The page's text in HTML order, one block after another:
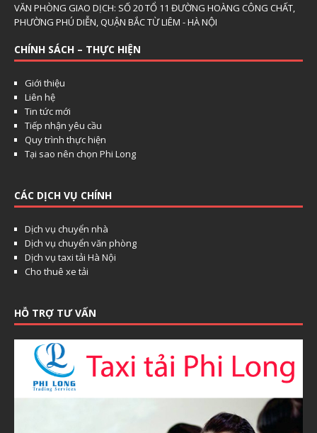
VĂN PHÒNG GIAO DỊCH: SỐ 20 TỔ 11 ĐƯỜNG HOÀNG CÔNG CHẤT,
PHƯỜNG PHÚ DIỄN, QUẬN BẮC TỪ LIÊM - HÀ NỘI
CHÍNH SÁCH – THỰC HIỆN
Giới thiệu
Liên hệ
Tin tức mới
Tiếp nhận yêu cầu
Quy trình thực hiện
Tại sao nên chọn Phi Long
CÁC DỊCH VỤ CHÍNH
Dịch vụ chuyển nhà
Dịch vụ chuyển văn phòng
Dịch vụ taxi tải Hà Nội
Cho thuê xe tải
HỖ TRỢ TƯ VẤN